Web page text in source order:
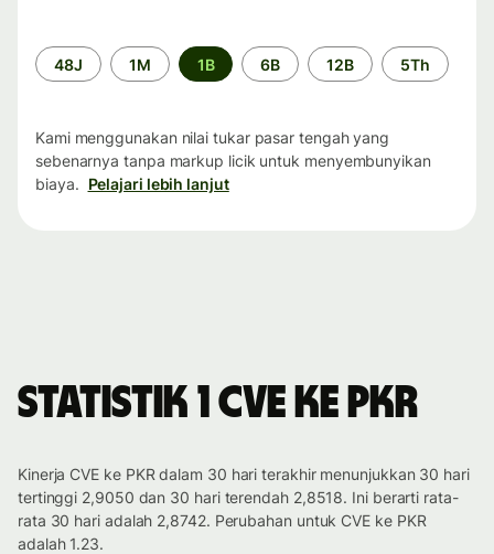
Periode
waktu
48J 1M 1B 6B 12B 5Th
Kami menggunakan nilai tukar pasar tengah yang
sebenarnya tanpa markup licik untuk menyembunyikan
biaya. Pelajari lebih lanjut
Statistik 1 CVE ke PKR
Kinerja CVE ke PKR dalam 30 hari terakhir menunjukkan 30 hari
tertinggi 2,9050 dan 30 hari terendah 2,8518. Ini berarti rata-
rata 30 hari adalah 2,8742. Perubahan untuk CVE ke PKR
adalah 1.23.